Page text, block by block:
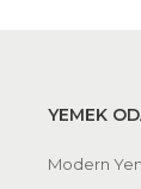
YEMEK
Modern